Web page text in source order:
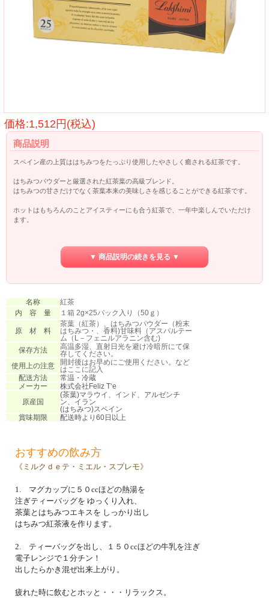
価格:1,512円(税込)
商品説明
スペイン産の上質ははちみつをたっぷり使用したやさしく癒される紅茶です。
はちみつパウダーと厳選された紅茶葉の高級ブレンド。
はちみつの甘さだけでなく茶葉本来の美味しさを感じることができる紅茶です。
ホットはもちろんのことアイスティーにも合う紅茶で、一年中楽しんでいただけ
ます。
も向いています☆
神戸セレクション8にも選出された、Lakshmiだけのオリジナル紅茶です。
▼ 商品説明の続きを見る ▼
名称
紅茶
内 容 量
１箱 2g×25パック入り（50ｇ）
原 材 料
茶葉（紅茶）、はちみつパウダー（粉末
はちみつ・、香料)甘味料（アスパルテー
ム（L－フェニルアラニン含む)
保存方法
高温多湿、直射日光を避け冷暗所にて保
存してください。
使用上の注意
開封後はお早めにご使用ください。など
はここに記入
配送方法
常温・冷蔵
メーカー
株式会社Feliz T‘e
原産国
(茶葉)マラウイ、インド、アルゼンチ
ン、イラン
(はちみつ)スペイン
賞味期限
配送時より60日以上
おすすめの飲み方
《ミルクｄｅテ・ミエル・スプレモ》
1. マグカップに５０ccほどの熱湯を
注ぎティーバッグを ゆっくり入れ、
茶葉とはちみつエキスを しっかり出し
はちみつ紅茶液を作ります。
2. ティーバッグを出し、１５０ccほどの牛乳を注ぎ
電子レンジで１分チン！
出したらかき混ぜ出来上がり。
疲れた時に飲むとホッと・・・リラックス。